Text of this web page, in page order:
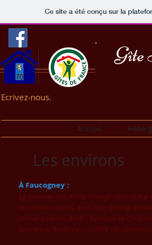
Ce site a été conçu sur la
Ecrivez-nous.
Accueil
Les environs
À Faucogney :
Le plateau des Mille Etangs s’étend
reconnaissables, avec leur
remarquables dont : Raddon-et-
Servance, Melisey… autant de